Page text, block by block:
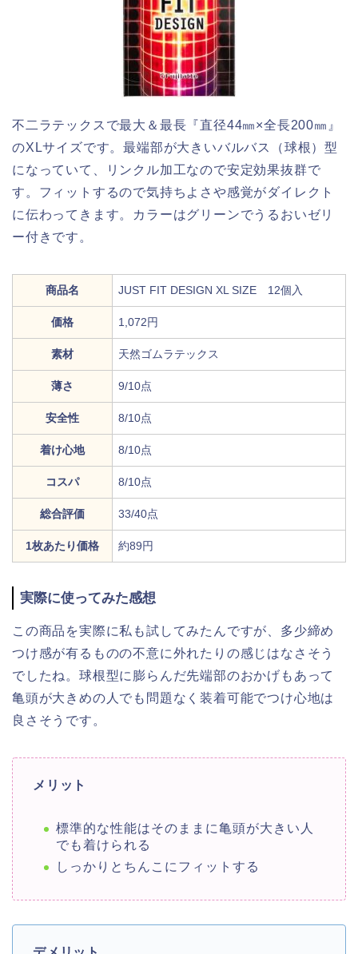
不二ラテックスで最大＆最長『直径44㎜×全長200㎜』
のXLサイズです。最端部が大きいバルバス（球根）型
になっていて、リンクル加工なので安定効果抜群で
す。フィットするので気持ちよさや感覚がダイレクト
に伝わってきます。カラーはグリーンでうるおいゼリ
ー付きです。
商品名 JUST FIT DESIGN XL SIZE 12個入
価格 1,072円
素材 天然ゴムラテックス
薄さ 9/10点
安全性 8/10点
着け心地 8/10点
コスパ 8/10点
総合評価 33/40点
1枚あたり価格 約89円
実際に使ってみた感想
この商品を実際に私も試してみたんですが、多少締め
つけ感が有るものの不意に外れたりの感じはなさそう
でしたね。球根型に膨らんだ先端部のおかげもあって
亀頭が大きめの人でも問題なく装着可能でつけ心地は
良さそうです。
メリット
標準的な性能はそのままに亀頭が大きい人
でも着けられる
しっかりとちんこにフィットする